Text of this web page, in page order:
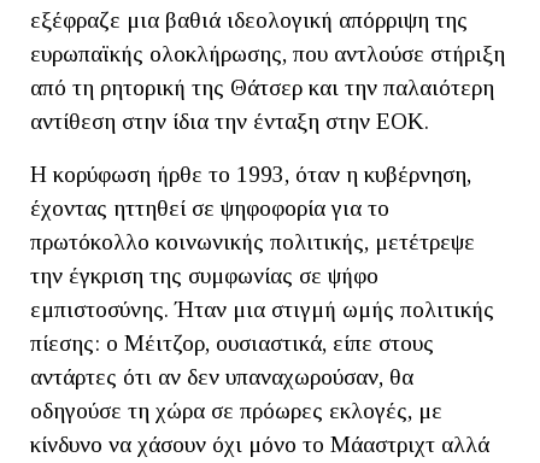
εξέφραζε μια βαθιά ιδεολογική απόρριψη της
ευρωπαϊκής ολοκλήρωσης, που αντλούσε στήριξη
από τη ρητορική της Θάτσερ και την παλαιότερη
αντίθεση στην ίδια την ένταξη στην ΕΟΚ.
Η κορύφωση ήρθε το 1993, όταν η κυβέρνηση,
έχοντας ηττηθεί σε ψηφοφορία για το
πρωτόκολλο κοινωνικής πολιτικής, μετέτρεψε
την έγκριση της συμφωνίας σε ψήφο
εμπιστοσύνης. Ήταν μια στιγμή ωμής πολιτικής
πίεσης: ο Μέιτζορ, ουσιαστικά, είπε στους
αντάρτες ότι αν δεν υπαναχωρούσαν, θα
οδηγούσε τη χώρα σε πρόωρες εκλογές, με
κίνδυνο να χάσουν όχι μόνο το Μάαστριχτ αλλά